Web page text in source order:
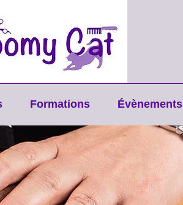
Formations Évènements